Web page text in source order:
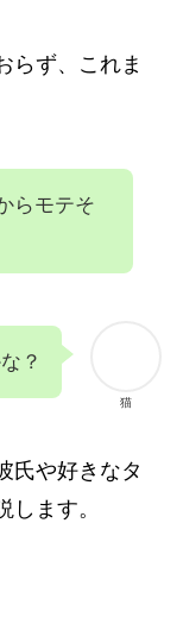
らず、これま
らモテそ
猫
？
氏や好きなタ
ます。